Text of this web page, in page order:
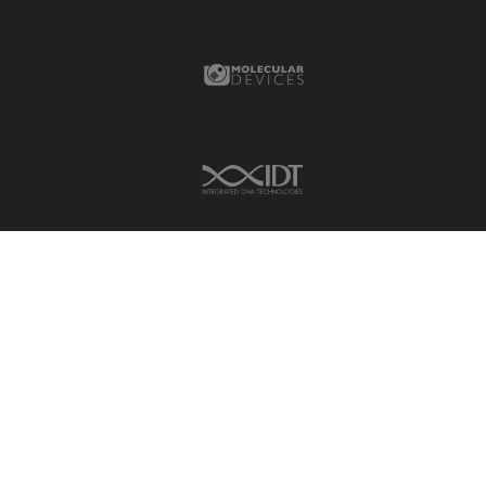
Molecular Devices Link
IDT Link